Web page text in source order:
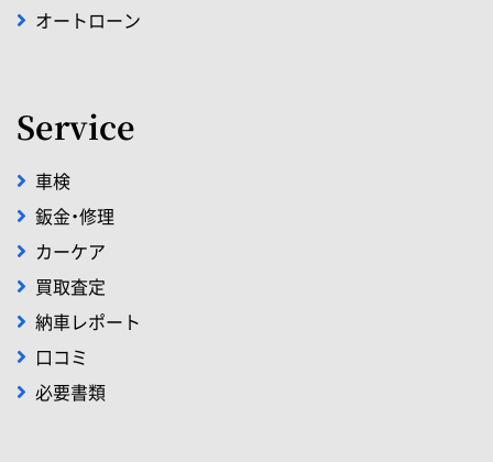
オートローン
Service
車検
鈑金・修理
カーケア
買取査定
納車レポート
口コミ
必要書類